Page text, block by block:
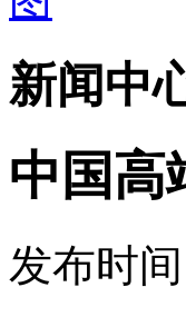
新闻中
中国高
发布时